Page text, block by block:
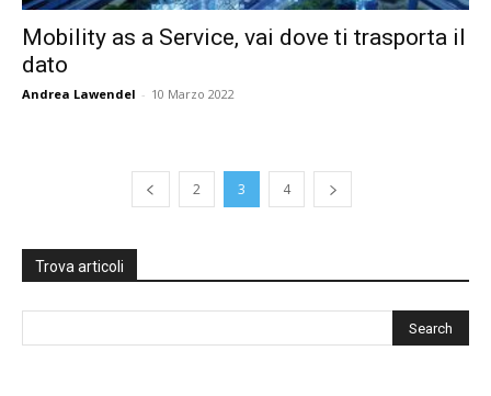
Mobility as a Service, vai dove ti trasporta il
dato
Andrea Lawendel - 10 Marzo 2022
2 3 4
Trova articoli